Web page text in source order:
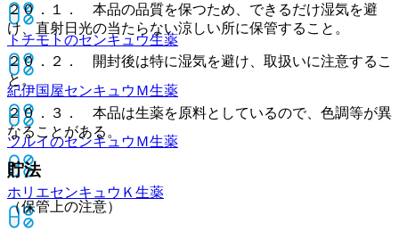
トチモトのセンキュウ生薬
紀伊国屋センキュウＭ生薬
ツルイのセンキュウＭ生薬
ホリエセンキュウＫ 生薬
２０．１． 本品の品質を保つため、できるだけ湿気を避
け、直射日光の当たらない涼しい所に保管すること。
２０．２． 開封後は特に湿気を避け、取扱いに注意するこ
と。
２０．３． 本品は生薬を原料としているので、色調等が異
なることがある。
貯法
（保管上の注意）